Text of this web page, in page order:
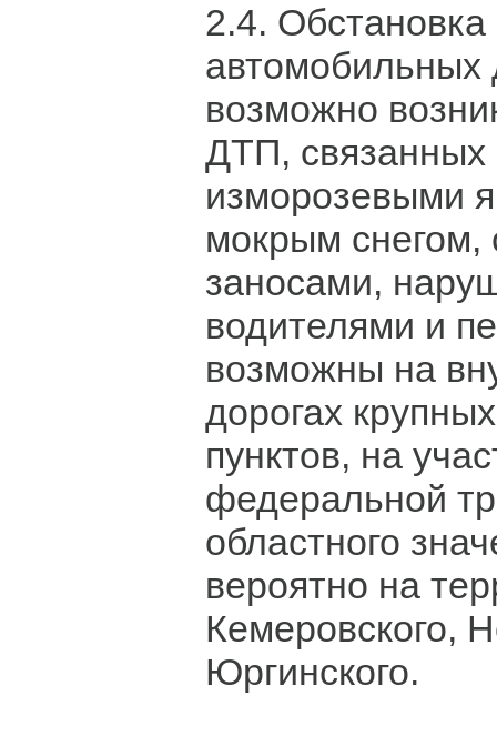
2.4. Обстановка
автомобильных
возможно
ДТП, связанных
изморозевыми
мокрым
заносами,
водителями и
возможны на
дорогах
пунктов, на
федеральной
областного
вероятно на
Кемеровского,
Юргинского.